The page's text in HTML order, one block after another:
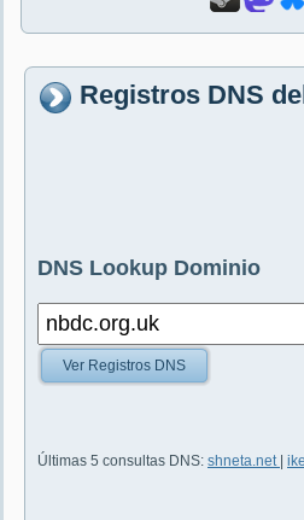
Registros DNS
DNS Lookup Dominio
Ver Registros DNS
Últimas 5 consultas DNS: shneta.net